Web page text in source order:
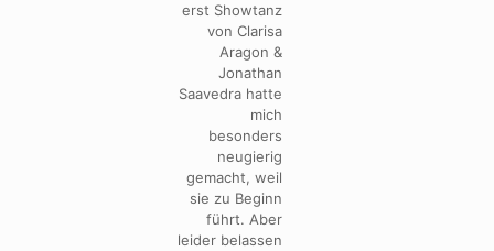
erst Showtanz
von Clarisa
Aragon &
Jonathan
Saavedra hatte
mich
besonders
neugierig
gemacht, weil
sie zu Beginn
führt. Aber
leider belassen